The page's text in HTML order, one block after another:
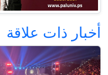
أخبار ذات علاقة